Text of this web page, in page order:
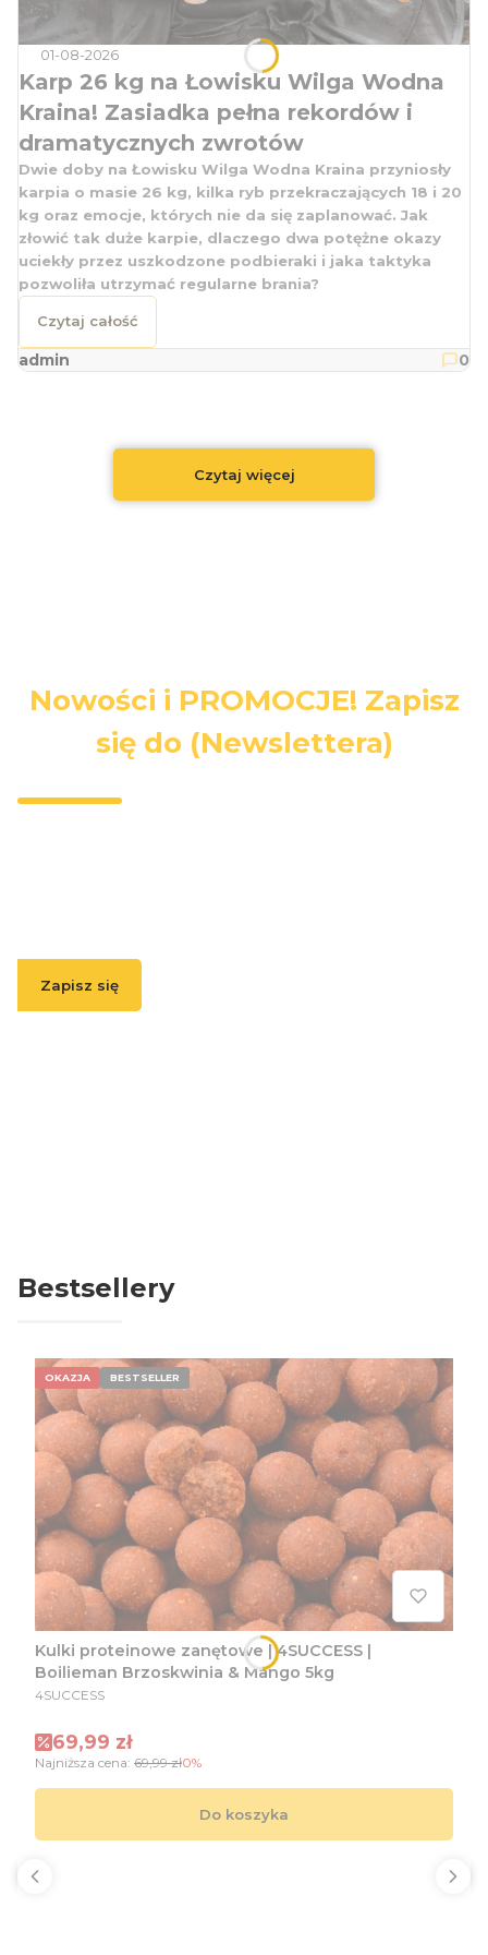
01-08-2026
Karp 26 kg na Łowisku Wilga Wodna
Kraina! Zasiadka pełna rekordów i
dramatycznych zwrotów
Dwie doby na Łowisku Wilga Wodna Kraina przyniosły
karpia o masie 26 kg, kilka ryb przekraczających 18 i 20
kg oraz emocje, których nie da się zaplanować. Jak
złowić tak duże karpie, dlaczego dwa potężne okazy
uciekły przez uszkodzone podbieraki i jaka taktyka
pozwoliła utrzymać regularne brania?
Czytaj całość
admin 0
Czytaj więcej
Nowości i PROMOCJE! Zapisz
się do (Newslettera)
Zapisz się
Bestsellery
OKAZJA BESTSELLER
Kulki proteinowe zanętowe | 4SUCCESS |
Boilieman Brzoskwinia & Mango 5kg
PRODUCENT
4SUCCESS
Cena promocyjna
69,99 zł
Najniższa cena: 69,99 zł0%
Do koszyka